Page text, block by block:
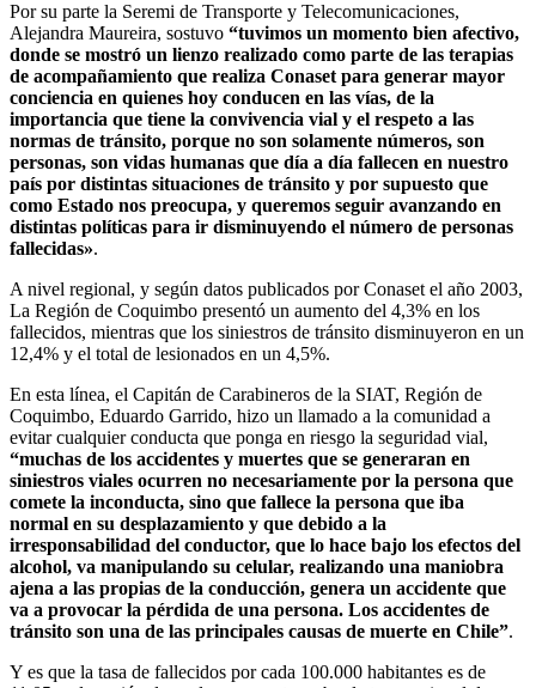
Por su parte la Seremi de Transporte y Telecomunicaciones,
Alejandra Maureira, sostuvo “tuvimos un momento bien afectivo,
donde se mostró un lienzo realizado como parte de las terapias
de acompañamiento que realiza Conaset para generar mayor
conciencia en quienes hoy conducen en las vías, de la
importancia que tiene la convivencia vial y el respeto a las
normas de tránsito, porque no son solamente números, son
personas, son vidas humanas que día a día fallecen en nuestro
país por distintas situaciones de tránsito y por supuesto que
como Estado nos preocupa, y queremos seguir avanzando en
distintas políticas para ir disminuyendo el número de personas
fallecidas».
A nivel regional, y según datos publicados por Conaset el año 2003,
La Región de Coquimbo presentó un aumento del 4,3% en los
fallecidos, mientras que los siniestros de tránsito disminuyeron en un
12,4% y el total de lesionados en un 4,5%.
En esta línea, el Capitán de Carabineros de la SIAT, Región de
Coquimbo, Eduardo Garrido, hizo un llamado a la comunidad a
evitar cualquier conducta que ponga en riesgo la seguridad vial,
“muchas de los accidentes y muertes que se generaran en
siniestros viales ocurren no necesariamente por la persona que
comete la inconducta, sino que fallece la persona que iba
normal en su desplazamiento y que debido a la
irresponsabilidad del conductor, que lo hace bajo los efectos del
alcohol, va manipulando su celular, realizando una maniobra
ajena a las propias de la conducción, genera un accidente que
va a provocar la pérdida de una persona. Los accidentes de
tránsito son una de las principales causas de muerte en Chile”.
Y es que la tasa de fallecidos por cada 100.000 habitantes es de